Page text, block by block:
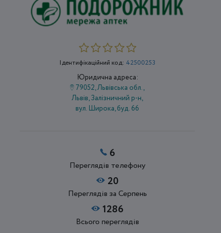
Ідентифікаційний код: 42500253
Юридична адреса:
79052, Львівська обл.,
Львів, Залізничний р-н,
вул. Широка, буд. 66
6
Переглядів телефону
20
Переглядів за Серпень
1286
Всього переглядів